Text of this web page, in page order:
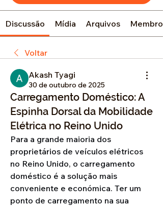
Discussão Mídia Arquivos Membros
Voltar
Akash Tyagi
30 de outubro de 2025
Carregamento Doméstico: A
Espinha Dorsal da Mobilidade
Elétrica no Reino Unido
Para a grande maioria dos
proprietários de veículos elétricos
no Reino Unido, o carregamento
doméstico é a solução mais
conveniente e económica. Ter um
ponto de carregamento na sua